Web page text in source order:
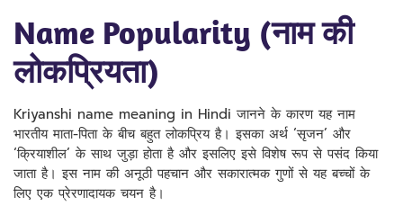
Name Popularity (नाम की
लोकप्रियता)
Kriyanshi name meaning in Hindi जानने के कारण यह नाम
भारतीय माता-पिता के बीच बहुत लोकप्रिय है। इसका अर्थ ‘सृजन’ और
‘क्रियाशील’ के साथ जुड़ा होता है और इसलिए इसे विशेष रूप से पसंद किया
जाता है। इस नाम की अनूठी पहचान और सकारात्मक गुणों से यह बच्चों के
लिए एक प्रेरणादायक चयन है।